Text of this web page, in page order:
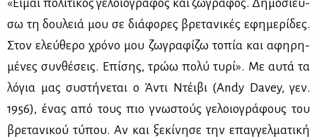
«Εί­μαι πο­λι­τι­κός γε­λοιο­γρά­φος και ζω­γρά­φος. Δη­μο­σιεύ­
σω τη δου­λειά μου σε διά­φο­ρες βρε­τα­νι­κές εφη­με­ρί­δες.
Στον ελεύ­θε­ρο χρό­νο μου ζω­γρα­φί­ζω το­πία και αφη­ρη­
μέ­νες συν­θέ­σεις. Επί­σης, τρώω πο­λύ τυ­ρί». Με αυ­τά τα
λό­για μας συ­στή­νε­ται ο Άντι Ντέι­βι (Andy Davey, γεν.
1956), ένας από τους πιο γνω­στούς γε­λοιο­γρά­φους του
βρε­τα­νι­κού τύ­που. Αν και ξε­κί­νη­σε την επαγ­γελ­μα­τι­κή